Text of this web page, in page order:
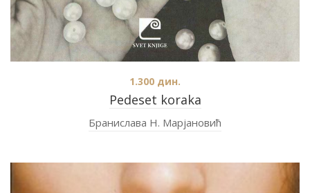
Pedeset koraka
1.300 дин.
Бранислава Н. Марјановић